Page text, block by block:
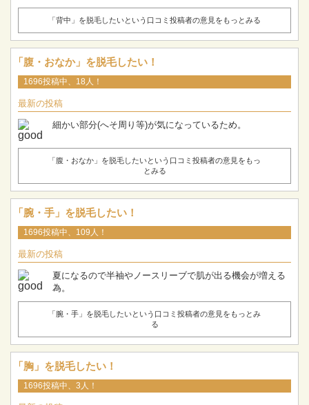
「背中」を脱毛したいという口コミ投稿者の意見をもっとみる
「腹・おなか」を脱毛したい！
1696投稿中、18人！
最新の投稿
細かい部分(へそ周り等)が気になっているため。
「腹・おなか」を脱毛したいという口コミ投稿者の意見をもっ
とみる
「腕・手」を脱毛したい！
1696投稿中、109人！
最新の投稿
夏になるので半袖やノースリーブで肌が出る機会が増える
為。
「腕・手」を脱毛したいという口コミ投稿者の意見をもっとみ
る
「胸」を脱毛したい！
1696投稿中、3人！